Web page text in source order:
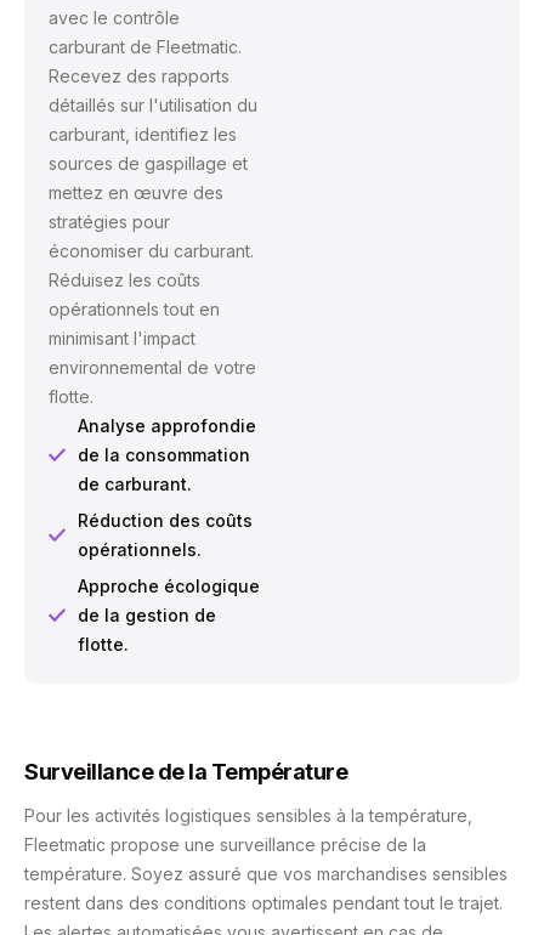
avec le contrôle
carburant de Fleetmatic.
Recevez des rapports
détaillés sur l'utilisation du
carburant, identifiez les
sources de gaspillage et
mettez en œuvre des
stratégies pour
économiser du carburant.
Réduisez les coûts
opérationnels tout en
minimisant l'impact
environnemental de votre
flotte.
Analyse approfondie
de la consommation
de carburant.
Réduction des coûts
opérationnels.
Approche écologique
de la gestion de
flotte.
Surveillance de la Température
Pour les activités logistiques sensibles à la température,
Fleetmatic propose une surveillance précise de la
température. Soyez assuré que vos marchandises sensibles
restent dans des conditions optimales pendant tout le trajet.